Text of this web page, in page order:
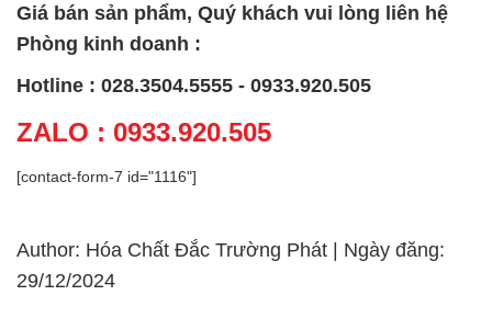
Giá bán sản phẩm, Quý khách vui lòng liên hệ
Phòng kinh doanh :
Hotline : 028.3504.5555 - 0933.920.505
ZALO : 0933.920.505
[contact-form-7 id="1116"]
Author: Hóa Chất Đắc Trường Phát | Ngày đăng:
29/12/2024